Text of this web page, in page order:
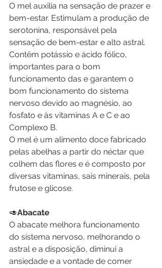
O mel auxilia na sensação de prazer e
bem-estar. Estimulam a produção de
serotonina, responsável pela
sensação de bem-estar e alto astral.
Contêm potássio e ácido fólico,
importantes para o bom
funcionamento das e garantem o
bom funcionamento do sistema
nervoso devido ao magnésio, ao
fosfato e às vitaminas A e C e ao
Complexo B.
O mel é um alimento doce fabricado
pelas abelhas a partir do néctar que
colhem das flores e é composto por
diversas vitaminas, sais minerais, pela
frutose e glicose.
🥑Abacate
O abacate melhora funcionamento
do sistema nervoso, melhorando o
astral e a disposição, diminui a
ansiedade e a vontade de comer